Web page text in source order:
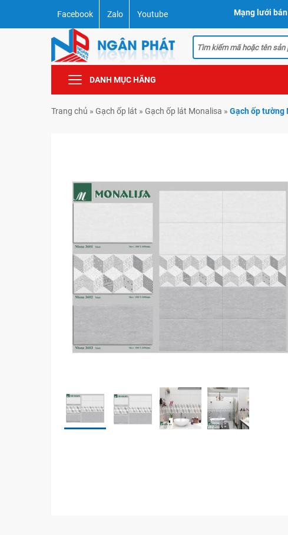
Facebook Zalo Youtube Mạng lưới
DANH MỤC HÃNG
Trang chủ » Gạch ốp lát » Gạch ốp lát Monalisa » Gạch ốp tường